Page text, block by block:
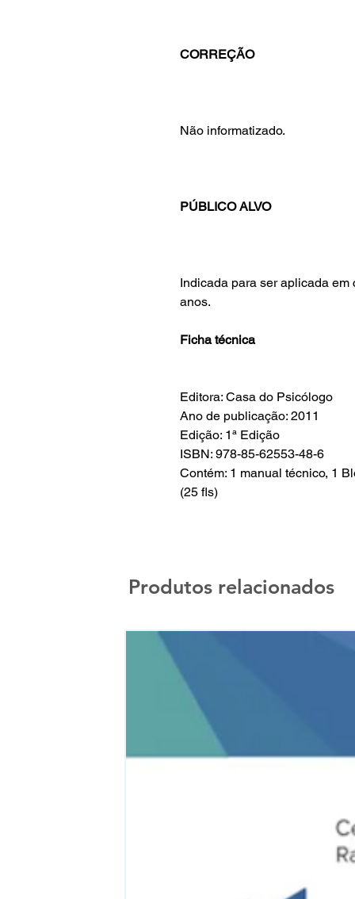
CORREÇÃO
Não informatizado.
PÚBLICO ALVO
Indicada para ser aplicada
anos.
Ficha técnica
Editora: Casa do Psicólogo
Ano de publicação: 2011
Edição: 1ª Edição
ISBN: 978-85-62553-48-6
Contém: 1 manual técnico, 1
(25 fls)
Produtos relacionados